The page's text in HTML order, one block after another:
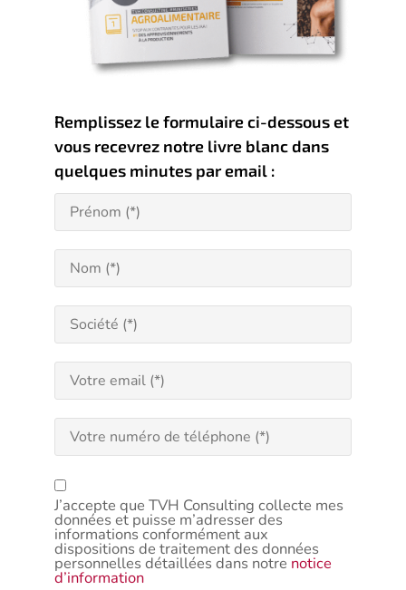
Remplissez le formulaire ci-dessous et
vous recevrez notre livre blanc dans
quelques minutes par email :
J’accepte que TVH Consulting collecte mes
données et puisse m’adresser des
informations conformément aux
dispositions de traitement des données
personnelles détaillées dans notre notice
d’information